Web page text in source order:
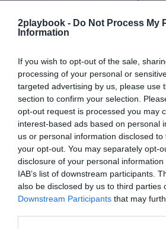
2playbook - Do Not Process My
Information
If you wish to opt-out of the sale,
processing of your personal or
targeted advertising by us, please use
section to confirm your selection.
opt-out request is processed you may
interest-based ads based on personal
us or personal information disclosed
your opt-out. You may separately opt-
disclosure of your personal
IAB’s list of downstream participants.
also be disclosed by us to third parties
Downstream Participants that may
acompañan en el
top-5los
millones de dólares o 312 millones
dólares o 284 millones de euros)
Rangers (322 millones de dólares
euros).
Sobre Intelligence 2P
Intelligence 2Pes la unidad de
inteligencia de mercado de
de datos monitoriza en tiempo real
clubes de LaLiga, Liga F y Primera
ligas europeas; 22 clubes de ACB y
La plataforma también